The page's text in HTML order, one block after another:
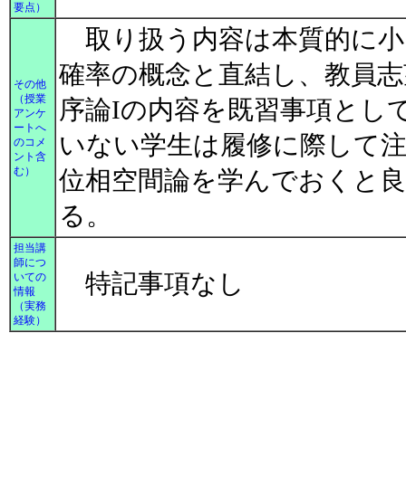
要点）
その他
（授業
アンケ
ートへ
のコメ
ント含
む）
取り扱う内容は本質的に
確率の概念と直結し、教員
序論Iの内容を既習事項とし
いない学生は履修に際して
位相空間論を学んでおくと
る。
担当講
師につ
いての
情報
（実務
経験）
特記事項なし